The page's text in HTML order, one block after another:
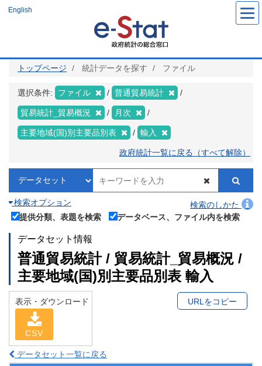
ツ
English
トップページ 統計データを探す ファイル
選択条件: ファイル 普通貿易統計
貿易統計_貿易概況 月次
主要地域(国)別主要品別表 輸入
政府統計一覧に戻る（すべて解除）
検索オプション
検索のしかた
提供分類、表題を検索
データベース、ファイル内を検索
データセット情報
普通貿易統計 / 貿易統計_貿易概況 /
主要地域(国)別主要品別表 輸入
表示・ダウンロード
CSV
URLをコピー
データセット一覧に戻る